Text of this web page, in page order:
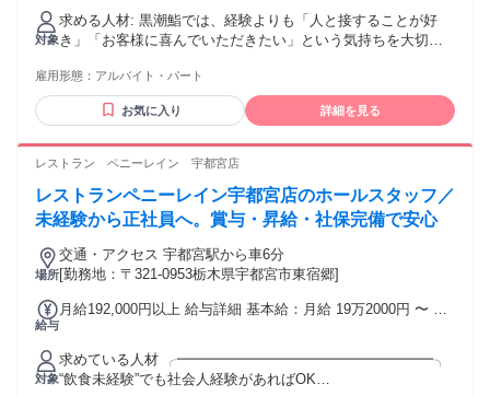
エリア 宇都宮市内はもちろん、高根沢町、さくら市、芳賀
町、真岡市、上三川町などから通勤しているスタッフも活躍
しています。 無料駐車場を完備しているため、車通勤がしや
すい職場です。仕事帰りのお買い物や予定にも立ち寄りやす
く、通勤しやすい環境が整っています。
らスタートした方でも、接客スキルや仕事の習得状況に応じ
てステップアップできる環境です。飲食店や接客業の経験が
ある方は、これまでの経験や能力を考慮して優遇いたしま
す。 昇給・各種手当 * 昇給あり（能力・勤務実績による） *
間を有効活用して収入を増やしたい」「学校や本業と両立し
ながら働きたい」という方にも働きやすい環境です。 頑張り
やチームへの貢献を正当に評価し、長く安心して働ける職場
づくりを目指してい
対象
求める人材: 黒潮鮨では、経験よりも「人と接することが好
き」「お客様に喜んでいただきたい」という気持ちを大切に
経験者優遇 * ブランクOK こんな方を歓迎します * 接客やサー
ビス業が好きな方 * 明るく笑顔で対応できる方 * 人と話すこ
とが好きな方 * チームワークを大切にできる方 * 土日・祝日
生・大学生の方 * フリーターの方 * Wワーク・副業を希望さ
験のある方 このような経験を活かせます * 飲食店でのホール
スタッフ * 居酒屋・レストランでの接客 * カフェスタッフ *
未経験の方でも、接客の基本から丁寧にお教えしますので安
心してご応募ください。 お客様への気配りや仲間との連携を
ただける方をお待ちしています。
雇用形態： アルバイト・パート
お気に入り 詳細を見る
レストラン ペニーレイン 宇都宮店
レストランペニーレイン宇都宮店のホールスタッフ／
未経験から正社員へ。賞与・昇給・社保完備で安心
場所
交通・アクセス 宇都宮駅から車6分
[勤務地：〒321-0953栃木県宇都宮市東宿郷]
給与
月給192,000円以上 給与詳細 基本給：月給 19万2000円 〜 固
皆勤・家族手当金額：なし 全員に一律で支払われるその他手
当金額：なし
対象
求めている人材 ╭━━━━━━━━━━━━━━━━━━╮
“飲食未経験”でも社会人経験があればOK